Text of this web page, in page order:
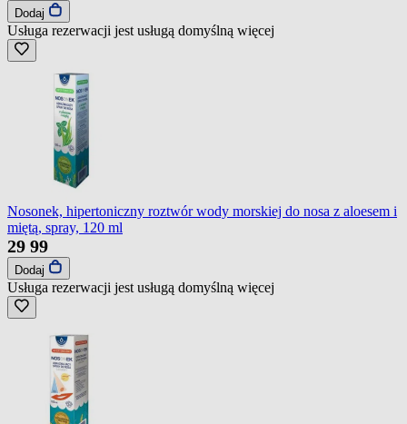
Dodaj
Usługa rezerwacji jest usługą domyślną więcej
Nosonek, hipertoniczny roztwór wody morskiej do nosa z aloesem i
miętą, spray, 120 ml
29 99
Dodaj
Usługa rezerwacji jest usługą domyślną więcej